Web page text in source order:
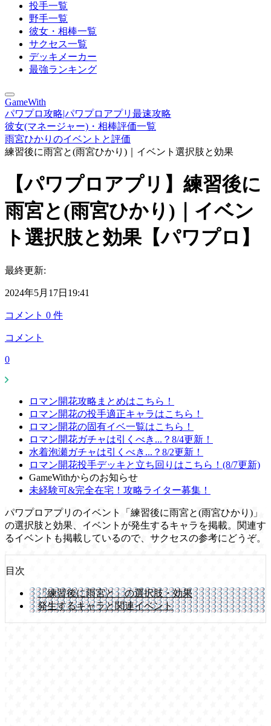
投手一覧
野手一覧
彼女・相棒一覧
サクセス一覧
デッキメーカー
最強ランキング
GameWith
パワプロ攻略|パワプロアプリ最速攻略
彼女(マネージャー)・相棒評価一覧
雨宮ひかりのイベントと評価
練習後に雨宮と(雨宮ひかり)｜イベント選択肢と効果
【パワプロアプリ】練習後に
雨宮と(雨宮ひかり)｜イベン
ト選択肢と効果【パワプロ】
最終更新:
2024年5月17日19:41
コメント 0 件
コメント
0
ロマン開花攻略まとめはこちら！
ロマン開花の投手適正キャラはこちら！
ロマン開花の固有イベ一覧はこちら！
ロマン開花ガチャは引くべき...？8/4更新！
水着泡瀬ガチャは引くべき...？8/2更新！
ロマン開花投手デッキと立ち回りはこちら！(8/7更新)
GameWithからのお知らせ
未経験可&完全在宅！攻略ライター募集！
パワプロアプリのイベント「練習後に雨宮と(雨宮ひかり)」
の選択肢と効果、イベントが発生するキャラを掲載。関連す
るイベントも掲載しているので、サクセスの参考にどうぞ。
目次
「練習後に雨宮と」の選択肢・効果
発生するキャラと関連イベント